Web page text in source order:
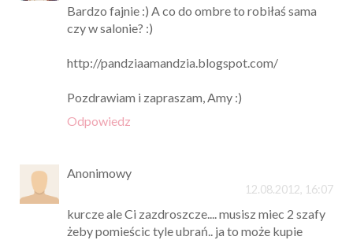
Bardzo fajnie :) A co do ombre to robiłaś sama
czy w salonie? :)
http://pandziaamandzia.blogspot.com/
Pozdrawiam i zapraszam, Amy :)
Odpowiedz
Anonimowy
12.08.2012, 16:07
kurcze ale Ci zazdroszcze.... musisz miec 2 szafy
żeby pomieścic tyle ubrań.. ja to może kupie